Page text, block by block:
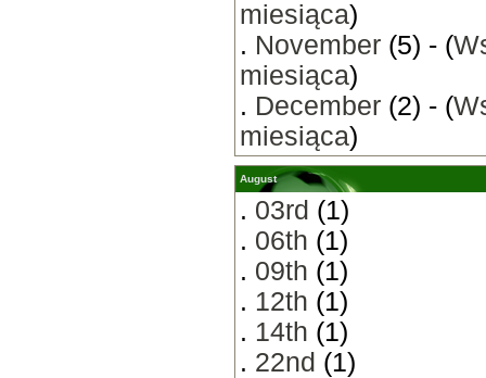
miesiąca)
. November (5) - (
miesiąca)
. December (2) - (
miesiąca)
August
. 03rd (1)
. 06th (1)
. 09th (1)
. 12th (1)
. 14th (1)
. 22nd (1)